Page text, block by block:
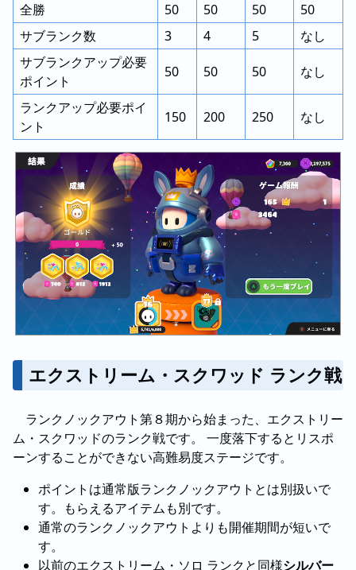
全勝 50 50 50
50
サブランク数
3 4 5
なし
サブランクアップ必要
ポイント
50 50 50 なし
ランクアップ必要ポイ
ント
150 200 250 なし
エクストリーム・スクワッド ランク戦
ランクノックアウト第８期から始まった、エクストリー
ム・スクワッドのランク戦です。 一度落下するとリスポ
ーンすることができない高難易度ステージです。
ポイントは通常版ランクノックアウトとは別扱いで
す。もらえるアイテムも別です。
通常のランクノックアウトよりも開催期間が短いで
す。
以前のエクストリーム・ソロ ランクと同様シルバー